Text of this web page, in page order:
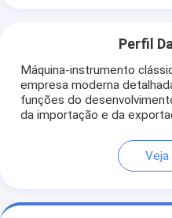
Perfil
Máquina-instrumento
empresa moderna
funções do
da importação e da
Veja